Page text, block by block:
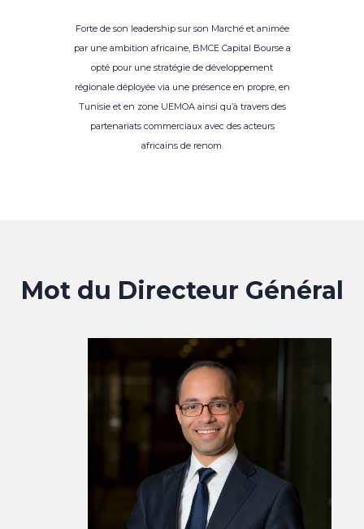
Forte de son leadership sur son Marché et animée
par une ambition africaine, BMCE Capital Bourse a
opté pour une stratégie de développement
régionale déployée via une présence en propre, en
Tunisie et en zone UEMOA ainsi qu’à travers des
partenariats commerciaux avec des acteurs
africains de renom.
Mot du Directeur Général